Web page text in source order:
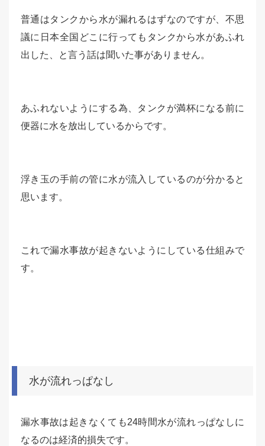
普通はタンクから水が漏れるはずなのですが、不思
議に日本全国どこに行ってもタンクから水があふれ
出した、と言う話は聞いた事がありません。
あふれないようにする為、タンクが満杯になる前に
便器に水を放出しているからです。
浮き玉の手前の管に水が流入しているのが分かると
思います。
これで漏水事故が起きないようにしている仕組みで
す。
水が流れっぱなし
漏水事故は起きなくても24時間水が流れっぱなしに
なるのは経済的損失です。